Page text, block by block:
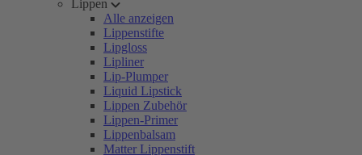
Lippen
Alle anzeigen
Lippenstifte
Lipgloss
Lipliner
Lip-Plumper
Liquid Lipstick
Lippen Zubehör
Lippen-Primer
Lippenbalsam
Matter Lippenstift